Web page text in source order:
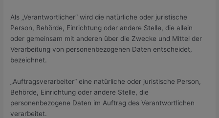
Als „Verantwortlicher“ wird die natürliche oder juristische
Person, Behörde, Einrichtung oder andere Stelle, die allein
oder gemeinsam mit anderen über die Zwecke und Mittel der
Verarbeitung von personenbezogenen Daten entscheidet,
bezeichnet.
„Auftragsverarbeiter“ eine natürliche oder juristische Person,
Behörde, Einrichtung oder andere Stelle, die
personenbezogene Daten im Auftrag des Verantwortlichen
verarbeitet.